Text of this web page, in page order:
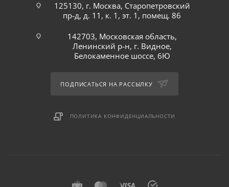
125130, г. Москва, Старопетровский
пр-д, д. 11, к. 1, эт. 1, помещ. 86
142703, Московская область,
Ленинский р-н, г. Видное,
Белокаменное шоссе, 6Ю
ПОДПИСАТЬСЯ НА РАССЫЛКУ
ПОЛИТИКА КОНФИДЕНЦИАЛЬНОСТИ